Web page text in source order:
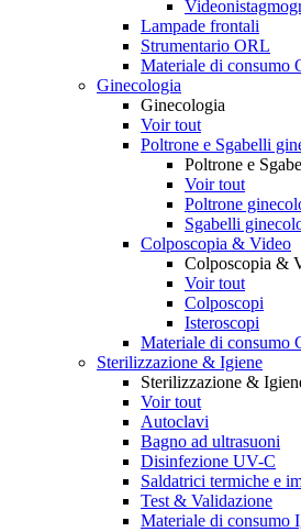
Lampade frontali
Strumentario ORL
Materiale di consumo
Ginecologia
Ginecologia
Voir tout
Poltrone e Sgabelli
Poltrone e
Voir tout
Poltrone
Sgabelli
Colposcopia & Video
Colposcopia &
Voir tout
Colposcopi
Isteroscopi
Materiale di consumo
Sterilizzazione & Igiene
Sterilizzazione &
Voir tout
Autoclavi
Bagno ad ultrasuoni
Disinfezione UV-C
Saldatrici termiche e
Test & Validazione
Materiale di consumo